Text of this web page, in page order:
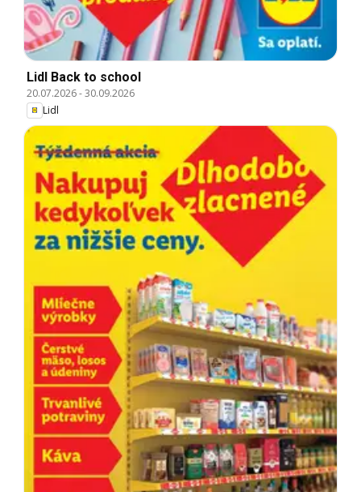
Lidl Back to school
20.07.2026-30.09.2026
Lidl